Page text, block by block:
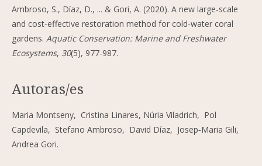
Ambroso, S., Díaz, D., ... & Gori, A. (2020). A new large‐scale
and cost‐effective restoration method for cold‐water coral
gardens. Aquatic Conservation: Marine and Freshwater
Ecosystems, 30(5), 977-987.
Autoras/es
Maria Montseny, Cristina Linares, Núria Viladrich, Pol
Capdevila, Stefano Ambroso, David Díaz, Josep‐Maria Gili,
Andrea Gori.